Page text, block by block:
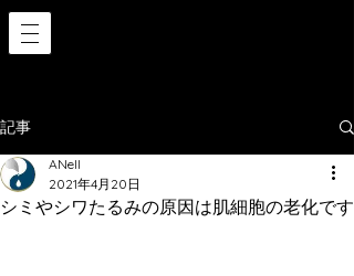
記事
シミやシワたるみの原因は肌細胞の老化です
ANell
2021年4月20日